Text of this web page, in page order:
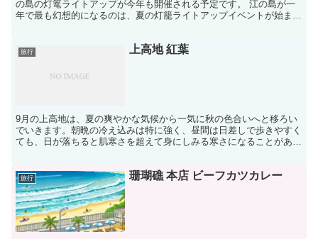
の島の灯篭ライトアップが今年も開催される予定です。 江の島が一
年で最も幻想的になるのは、夏の灯籠ライトアップイベントが始まる
旅行 上高地 紅葉
9月の上高地は、夏の爽やかな気候から一気に秋の色合いへと移ろい
でいきます。朝晩の冷え込みは特に強く、昼間は日差しで歩きやすく
ても、日が落ちると肌寒さを超えて身にしみる寒さになることがあり
旅行 珊瑚礁 本店 ビーフカツカレー